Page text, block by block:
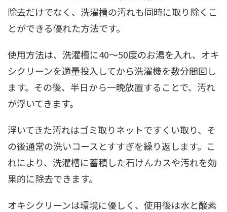
除去だけでなく、洗濯槽の汚れも同時に取り除くこ
とができる優れた方法です。
使用方法は、洗濯槽に40～50度のお湯を入れ、オキ
シクリーンを適量投入してから洗濯機を数分間回し
ます。その後、半日から一晩放置することで、汚れ
が浮いてきます。
浮いてきた汚れはゴミ取りネットですくい取り、そ
の後通常の洗いコースとすすぎを繰り返します。こ
れにより、洗濯槽に蓄積した石けんカスや汚れを効
果的に除去できます。
オキシクリーンは環境に優しく、使用後は水と酸素